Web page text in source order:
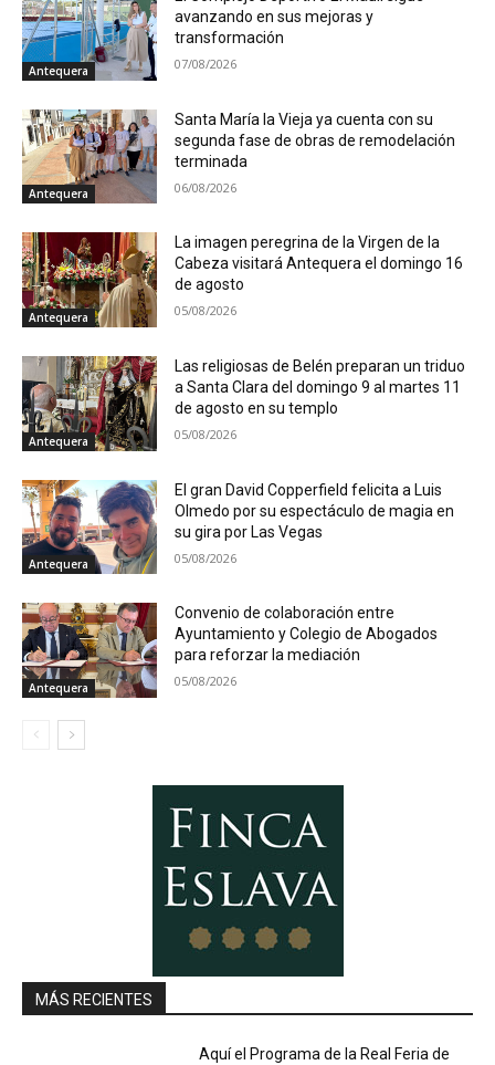
Antequera
avanzando en sus mejoras y
transformación
07/08/2026
Antequera
Santa María la Vieja ya cuenta con su
segunda fase de obras de remodelación
terminada
06/08/2026
Antequera
La imagen peregrina de la Virgen de la
Cabeza visitará Antequera el domingo 16
de agosto
05/08/2026
Antequera
Las religiosas de Belén preparan un triduo
a Santa Clara del domingo 9 al martes 11
de agosto en su templo
05/08/2026
Antequera
El gran David Copperfield felicita a Luis
Olmedo por su espectáculo de magia en
su gira por Las Vegas
05/08/2026
Antequera
Convenio de colaboración entre
Ayuntamiento y Colegio de Abogados
para reforzar la mediación
05/08/2026
MÁS RECIENTES
Aquí el Programa de la Real Feria de